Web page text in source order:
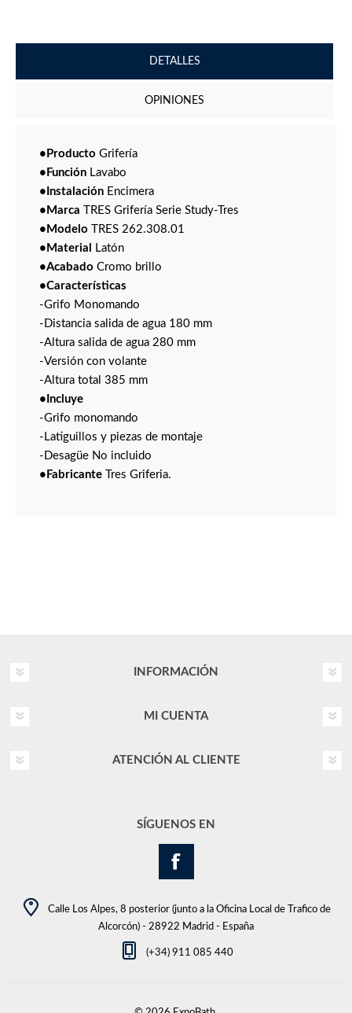
DETALLES
OPINIONES
•Producto Grifería
•Función Lavabo
•Instalación Encimera
•Marca TRES Grifería Serie Study-Tres
•Modelo TRES 262.308.01
•Material
Latón
•Acabado Cromo brillo
•Características
-Grifo Monomando
-Distancia salida de agua 180 mm
-Altura salida de agua 280 mm
-Versión con volante
-Altura total 385 mm
•Incluye
-Grifo monomando
-Latiguillos y piezas de montaje
-Desagüe No incluido
•Fabricante Tres Griferia.
INFORMACIÓN
MI CUENTA
ATENCIÓN AL CLIENTE
SÍGUENOS EN
Calle Los Alpes, 8 posterior (junto a la Oficina Local de Trafico de
Alcorcón) - 28922 Madrid - España
(+34) 911 085 440